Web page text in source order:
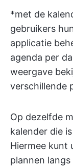
*met de
gebruikers
applicatie
agenda per
weergave
verschillende
Op dezelfde
kalender die
Hiermee kunt
plannen